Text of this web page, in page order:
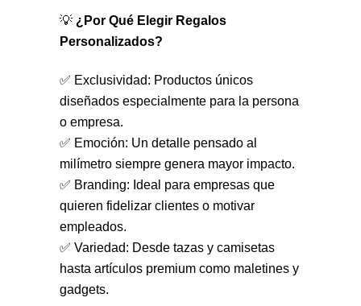
💡 ¿Por Qué Elegir Regalos
Personalizados?
✅ Exclusividad: Productos únicos
diseñados especialmente para la persona
o empresa.
✅ Emoción: Un detalle pensado al
milímetro siempre genera mayor impacto.
✅ Branding: Ideal para empresas que
quieren fidelizar clientes o motivar
empleados.
✅ Variedad: Desde tazas y camisetas
hasta artículos premium como maletines y
gadgets.